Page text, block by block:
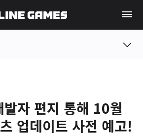
자 편지 통해 10월
업데이트 사전 예고!